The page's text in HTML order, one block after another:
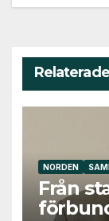
NORDEN
Från